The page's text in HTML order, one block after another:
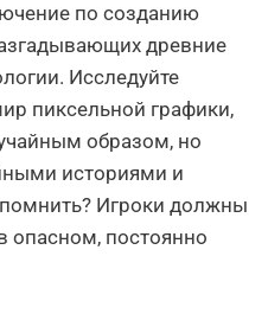
по созданию
древние
Исследуйте
пиксельной графики,
образом, но
историями и
Игроки должны
опасном, постоянно